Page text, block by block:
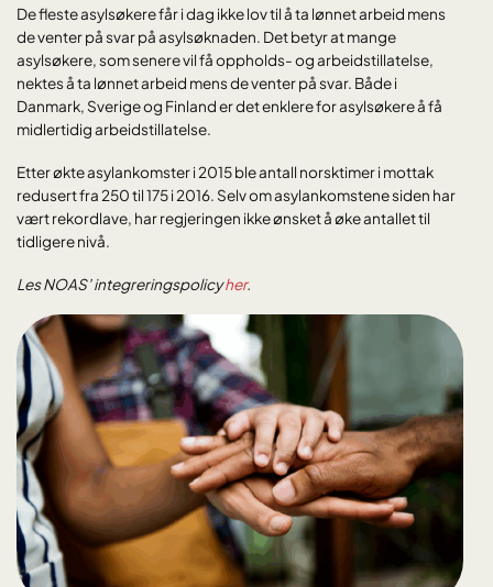
De fleste asylsøkere får i dag ikke lov til å ta lønnet arbeid mens
de venter på svar på asylsøknaden. Det betyr at mange
asylsøkere, som senere vil få oppholds- og arbeidstillatelse,
nektes å ta lønnet arbeid mens de venter på svar. Både i
Danmark, Sverige og Finland er det enklere for asylsøkere å få
midlertidig arbeidstillatelse.
Etter økte asylankomster i 2015 ble antall norsktimer i mottak
redusert fra 250 til 175 i 2016. Selv om asylankomstene siden har
vært rekordlave, har regjeringen ikke ønsket å øke antallet til
tidligere nivå.
Les NOAS’ integreringspolicyher.